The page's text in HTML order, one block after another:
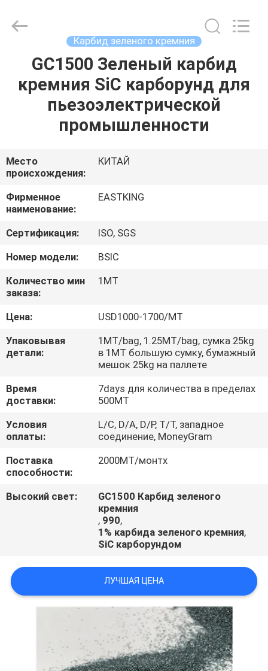
ДОМ
ПРОДУКТЫ
НАС
ПУТЕШЕСТВИЕ
ФАБРИКИ
ПРОВЕРКА
КАЧЕСТВА
СВЯЖИТЕСЬ
МЫ
СЛУЧАИ
2024
brown-
Карбид зеленого кремния
GC1500 Зеленый карбид
кремния SiC карборунд для
пьезоэлектрической
промышленности
Место
происхождения:
КИТАЙ
Фирменное
наименование:
EASTKING
Сертификация:
ISO, SGS
Номер модели:
BSIC
Количество мин
заказа:
1МТ
Цена:
USD1000-1700/MT
Упаковывая
детали:
1MT/bag, 1.25MT/bag, сумка 25kg
в 1MT большую сумку, бумажный
мешок 25kg на паллете
Время
доставки:
7days для количества в пределах
500MT
Условия
оплаты:
L/C, D/A, D/P, T/T, западное
соединение, MoneyGram
Поставка
способности:
2000МТ/монтх
Высокий свет:
GC1500 Карбид зеленого
кремния
, 990,
1% карбида зеленого кремния,
SiC карборундом
ЛУЧШАЯ ЦЕНА